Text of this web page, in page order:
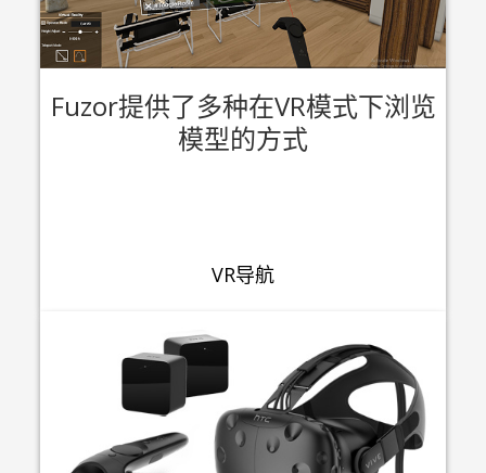
Fuzor提供了多种在VR模式下浏览
模型的方式
VR导航